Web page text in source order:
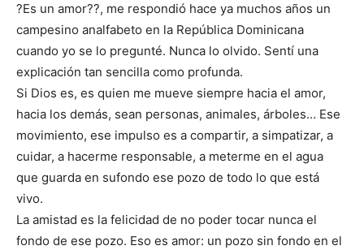
?Es un amor??, me respondió hace ya muchos años un
campesino analfabeto en la República Dominicana
cuando yo se lo pregunté. Nunca lo olvido. Sentí una
explicación tan sencilla como profunda.
Si Dios es, es quien me mueve siempre hacia el amor,
hacia los demás, sean personas, animales, árboles… Ese
movimiento, ese impulso es a compartir, a simpatizar, a
cuidar, a hacerme responsable, a meterme en el agua
que guarda en sufondo ese pozo de todo lo que está
vivo.
La amistad es la felicidad de no poder tocar nunca el
fondo de ese pozo. Eso es amor: un pozo sin fondo en el